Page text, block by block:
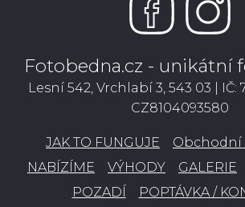
Fotobedna.cz - unikátní
Lesní 542, Vrchlabí 3, 543 03 | IČ:
CZ8104093580
JAK TO FUNGUJE
NABÍZÍME
VÝHODY GALERIE
POZADÍ
POPTÁVKA /